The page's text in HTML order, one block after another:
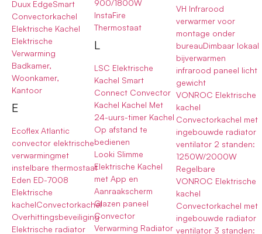
Duux EdgeSmart
Convectorkachel
Elektrische Kachel
Elektrische
Verwarming
Badkamer,
Woonkamer,
Kantoor
E
Ecoflex Atlantic
convector elektrische
verwarmingmet
instelbare thermostaat
Eden ED-7008
Elektrische
kachelConvectorkachel
Overhittingsbeveiliging
Elektrische radiator
900/1800W
InstaFire
Thermostaat
L
LSC Elektrische
Kachel Smart
Connect Convector
Kachel Kachel Met
24-uurs-timer Kachel
Op afstand te
bedienen
Looki Slimme
Elektrische Kachel
met App en
Aanraakscherm
Glazen paneel
Convector
Verwarming Radiator
VH Infrarood
verwarmer voor
montage onder
bureauDimbaar lokaal
bijverwarmen
infrarood paneel licht
gewicht
VONROC Elektrische
kachel
Convectorkachel met
ingebouwde radiator
ventilator 2 standen:
1250W/2000W
Regelbare
VONROC Elektrische
kachel
Convectorkachel met
ingebouwde radiator
ventilator 3 standen: